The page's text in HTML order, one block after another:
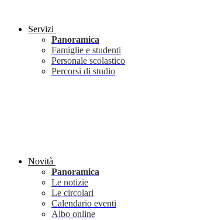
Servizi
Panoramica
Famiglie e studenti
Personale scolastico
Percorsi di studio
Novità
Panoramica
Le notizie
Le circolari
Calendario eventi
Albo online